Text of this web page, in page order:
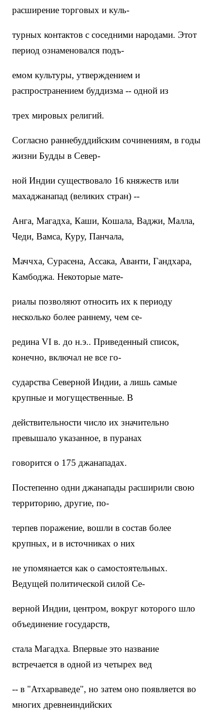
расширение торговых и куль-
турных контактов с соседними народами. Этот
период ознаменовался подъ-
емом культуры, утверждением и
распространением буддизма -- одной из
трех мировых религий.
Согласно раннебуддийским сочинениям, в годы
жизни Будды в Север-
ной Индии существовало 16 княжеств или
махаджанапад (великих стран) --
Анга, Магадха, Каши, Кошала, Ваджи, Малла,
Чеди, Вамса, Куру, Панчала,
Маччха, Сурасена, Ассака, Аванти, Гандхара,
Камбоджа. Некоторые мате-
риалы позволяют относить их к периоду
несколько более раннему, чем се-
редина VI в. до н.э.. Приведенный список,
конечно, включал не все го-
сударства Северной Индии, а лишь самые
крупные и могущественные. В
действительности число их значительно
превышало указанное, в пуранах
говорится о 175 джанападах.
Постепенно одни джанапады расширили свою
территорию, другие, по-
терпев поражение, вошли в состав более
крупных, и в источниках о них
не упомянается как о самостоятельных.
Ведущей политической силой Се-
верной Индии, центром, вокруг которого шло
объединение государств,
стала Магадха. Впервые это название
встречается в одной из четырех вед
-- в "Атхарваведе", но затем оно появляется во
многих древнеиндийских